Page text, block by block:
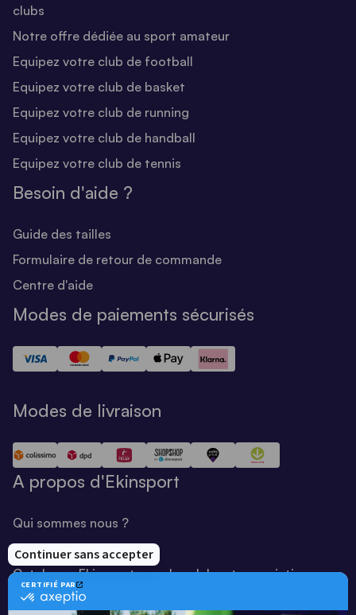
clubs
Notre offre dédiée au sport amateur
Equipez votre club de football
Equipez votre club de basket
Equipez votre club de running
Equipez votre club de handball
Equipez votre club de tennis
Besoin d'aide ?
Guide des tailles
Formulaire de retour de commande
Centre d'aide
Modes de paiements sécurisés
Modes de livraison
A propos d'Ekinsport
Qui sommes nous ?
Notre savoir-faire
Catalogue Ekinsport pour les clubs et associations
Catalogue running Ekinsport